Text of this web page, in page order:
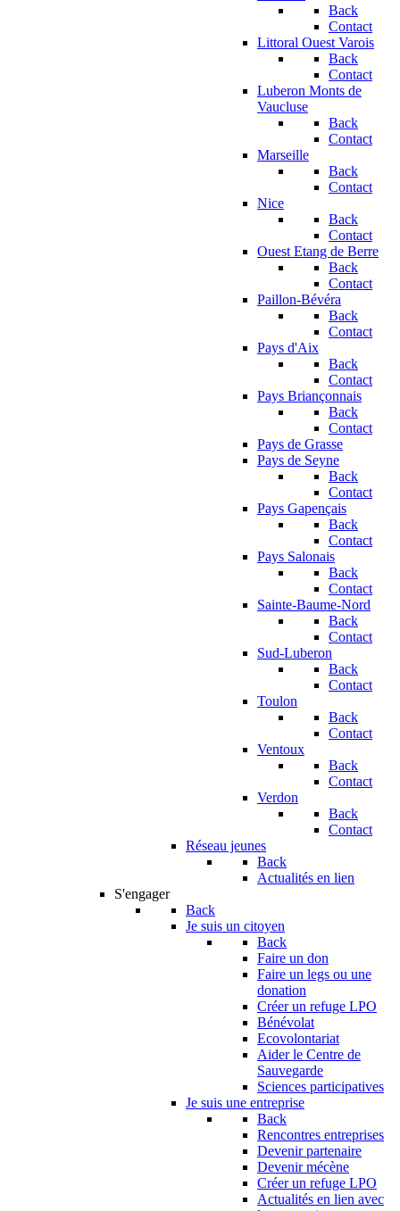
Back
Contact
Littoral Ouest Varois
Back
Contact
Luberon Monts de
Vaucluse
Back
Contact
Marseille
Back
Contact
Nice
Back
Contact
Ouest Etang de Berre
Back
Contact
Paillon-Bévéra
Back
Contact
Pays d'Aix
Back
Contact
Pays Briançonnais
Back
Contact
Pays de Grasse
Pays de Seyne
Back
Contact
Pays Gapençais
Back
Contact
Pays Salonais
Back
Contact
Sainte-Baume-Nord
Back
Contact
Sud-Luberon
Back
Contact
Toulon
Back
Contact
Ventoux
Back
Contact
Verdon
Back
Contact
Réseau jeunes
Back
Actualités en lien
S'engager
Back
Je suis un citoyen
Back
Faire un don
Faire un legs ou une
donation
Créer un refuge LPO
Bénévolat
Ecovolontariat
Aider le Centre de
Sauvegarde
Sciences participatives
Je suis une entreprise
Back
Rencontres entreprises
Devenir partenaire
Devenir mécène
Créer un refuge LPO
Actualités en lien avec